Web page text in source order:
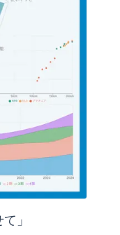
」